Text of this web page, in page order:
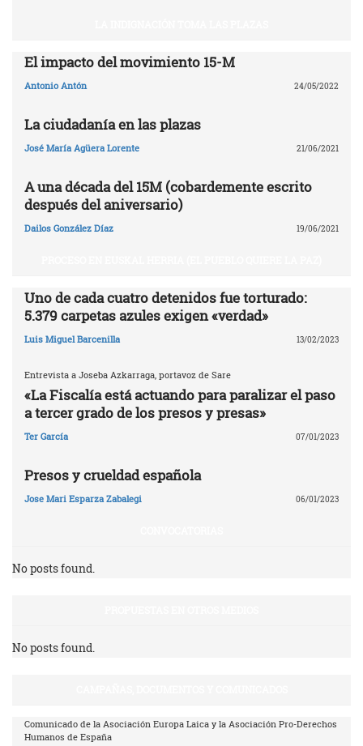
El impacto del movimiento 15-M
Antonio Antón 24/05/2022
La ciudadanía en las plazas
José María Agüera Lorente 21/06/2021
A una década del 15M (cobardemente escrito
después del aniversario)
Dailos González Díaz 19/06/2021
Uno de cada cuatro detenidos fue torturado:
5.379 carpetas azules exigen «verdad»
Luis Miguel Barcenilla 13/02/2023
Entrevista a Joseba Azkarraga, portavoz de Sare
«La Fiscalía está actuando para paralizar el paso
a tercer grado de los presos y presas»
Ter García 07/01/2023
Presos y crueldad española
Jose Mari Esparza Zabalegi 06/01/2023
No posts found.
No posts found.
Comunicado de la Asociación Europa Laica y la Asociación Pro-Derechos
Humanos de España